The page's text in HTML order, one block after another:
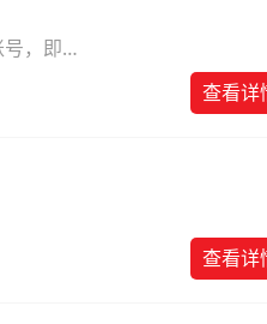
，即可
查看详
查看详